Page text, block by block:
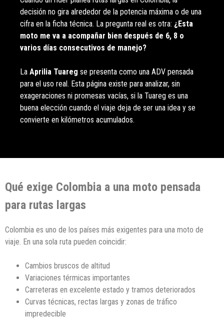
decisión no gira alrededor de la potencia máxima o de una
cifra en la ficha técnica. La pregunta real es otra: ¿Esta
moto me va a acompañar bien después de 6, 8 o
varios días consecutivos de manejo?
La Aprilia Tuareg se presenta como una ADV pensada
para el uso real. Esta página existe para analizar, sin
exageraciones ni promesas vacías, si la Tuareg es una
buena elección cuando el viaje deja de ser una idea y se
convierte en kilómetros acumulados.
Qué exige Colombia a una moto pensada
para rutas largas
Colombia es uno de los países más exigentes para una moto de
viaje. En una sola ruta pueden coincidir:
Cambios bruscos de altitud
Variaciones térmicas importantes
Carreteras en excelente estado y tramos deteriorados
Curvas técnicas, rectas largas y zonas de tráfico
impredecible